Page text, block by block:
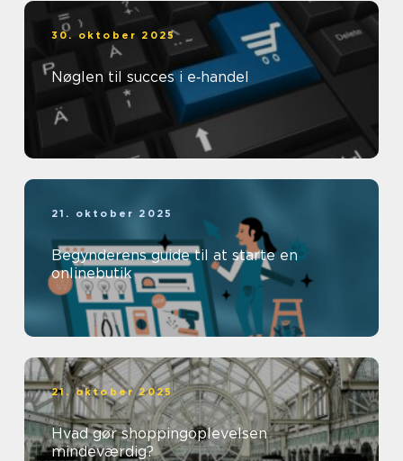
30. oktober 2025
Nøglen til succes i e‑handel
21. oktober 2025
Begynderens guide til at starte en
onlinebutik
21. oktober 2025
Hvad gør shoppingoplevelsen
mindeværdig?